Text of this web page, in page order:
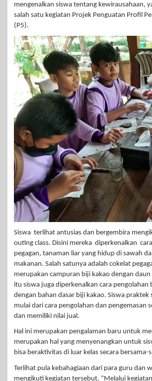
mengenalkan siswa tentang kewirausahaan,
salah satu kegiatan Projek Penguatan Profil
(P5).
Siswa terlihat antusias dan bergembira
outing class. Disini mereka diperkenalkan
pegagan, tanaman liar yang hidup di sawah
makanan. Salah satunya adalah cokelat
merupakan campuran biji kakao dengan daun
itu siswa juga diperkenalkan cara pengolahan
dengan bahan dasar biji kakao. Siswa praktek
mulai dari cara pengolahan dan pengemasan
dan memiliki nilai jual.
Hal ini merupakan pengalaman baru untuk
merupakan hal yang menyenangkan untuk
bisa beraktivitas di luar kelas secara bersama-
Terlihat pula kebahagiaan dari para guru dan
mengikuti kegiatan tersebut. “Melalui